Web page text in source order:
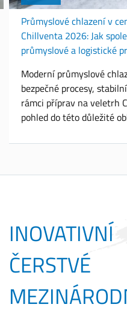
Průmyslové chlazení v
Chillventa 2026: Jak
průmyslové a logistické
Moderní průmyslové
bezpečné procesy,
rámci příprav na veletrh
pohled do této důležité
INOVATIVNÍ
ČERSTVÉ